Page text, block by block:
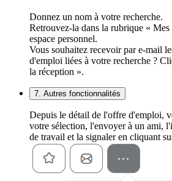
Donnez un nom à votre recherche.
Retrouvez-la dans la rubrique «
espace personnel.
Vous souhaitez recevoir par e-mail
d'emploi liées à votre recherche ?
la réception ».
7. Autres fonctionnalités
Depuis le détail de l'offre d'emploi,
votre sélection, l'envoyer à un ami,
de travail et la signaler en cliquant